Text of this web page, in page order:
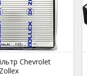
Chevrolet